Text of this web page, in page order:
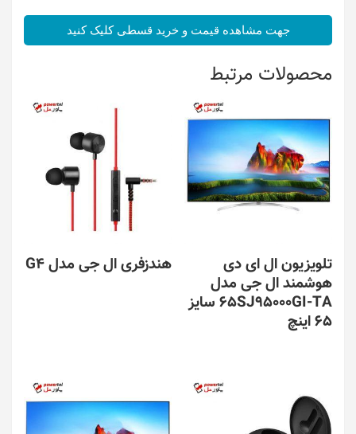
جهت مشاهده قیمت و خرید قسطی کلیک کنید
محصولات مرتبط
تلویزیون ال ای دی
هوشمند ال جی مدل
65SJ95000GI-TA سایز
65 اینچ
هندزفری ال جی مدل G4